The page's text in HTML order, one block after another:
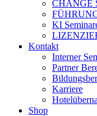
CHANGE
KI
Kontakt
Interner
Partner
Karriere
Shop